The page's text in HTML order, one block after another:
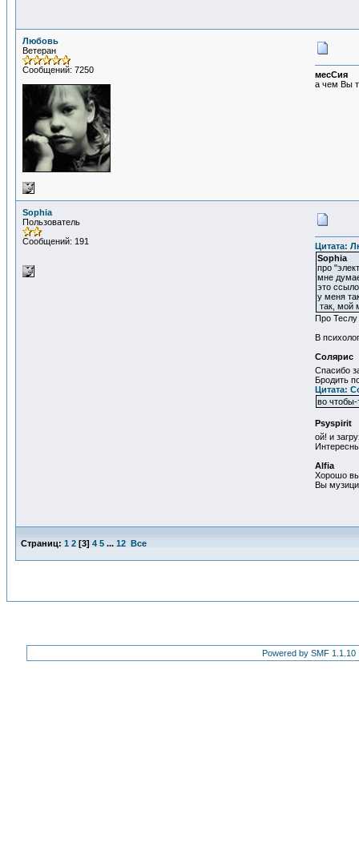
Любовь
Ветеран
Сообщений: 7250
месСия
а чем Вы
Sophia
Пользователь
Сообщений: 191
Цитата:
Sophia
про
мне
это
у меня
так, мой
Про
В
Солярис
Спасибо
Бродить
Цитата:
во чтобы-
Psyspirit
ой! и
Alfia
Хорошо вы
Вы
Страниц: 1 2 [3] 4 5 ... 12 Все
Powered by SMF 1.1.10